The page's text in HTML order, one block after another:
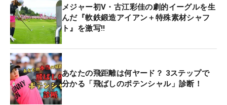
メジャー初V・古江彩佳の劇的イーグルを生
んだ『軟鉄鍛造アイアン＋特殊素材シャフ
ト』を激写‼
あなたの飛距離は何ヤード？ 3ステップで
分かる「飛ばしのポテンシャル」診断！